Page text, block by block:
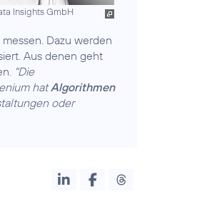
Insights GmbH
Dazu werden
Aus denen geht
"Die
hatAlgorithmen
oder